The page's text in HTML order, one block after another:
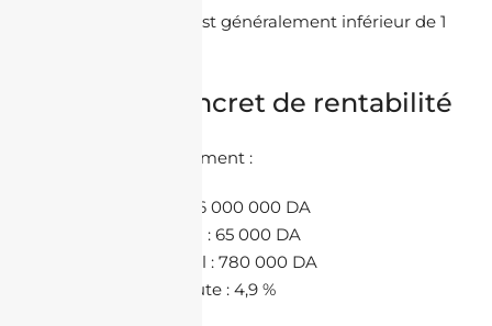
Le rendement net est généralement inférieur de 1
Exemple concret de rentabilité
Cas réel d’investissement :
Prix d’achat : 16 000 000 DA
Loyer mensuel : 65 000 DA
Revenu annuel : 780 000 DA
Rentabilité brute : 4,9 %